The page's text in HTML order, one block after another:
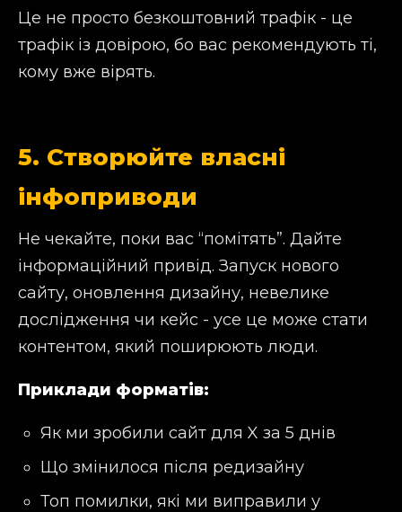
Це не просто безкоштовний трафік - це
трафік із довірою, бо вас рекомендують ті,
кому вже вірять.
5. Створюйте власні
інфоприводи
Не чекайте, поки вас “помітять”. Дайте
інформаційний привід. Запуск нового
сайту, оновлення дизайну, невелике
дослідження чи кейс - усе це може стати
контентом, який поширюють люди.
Приклади форматів:
Як ми зробили сайт для X за 5 днів
Що змінилося після редизайну
Топ помилки, які ми виправили у